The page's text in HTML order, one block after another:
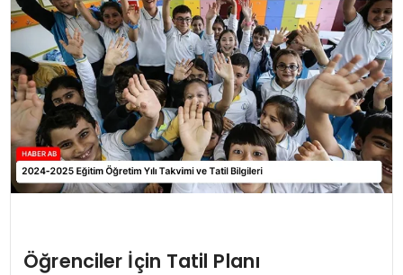
Öğrenciler İçin Tatil Planı